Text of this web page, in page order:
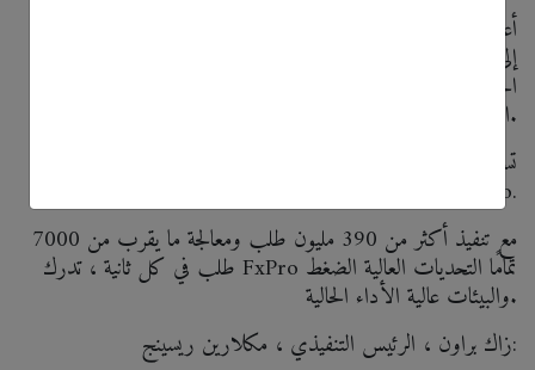
الجناح الأمامي وقمرة القيادة للسيارة في سباق الجائزة الكبرى
الأسترالي 2020.
تستمر هذه الشراكة التاريخية في دعم الالتزام بالتميز والابتكار
المشتركين بين ماكلارين و FxPro.
مع تنفيذ أكثر من 390 مليون طلب ومعالجة ما يقرب من 7000
طلب في كل ثانية ، تدرك FxPro تمامًا التحديات العالية الضغط
والبيئات عالية الأداء الحالية.
زاك براون ، الرئيس التنفيذي ، مكلارين ريسينج: